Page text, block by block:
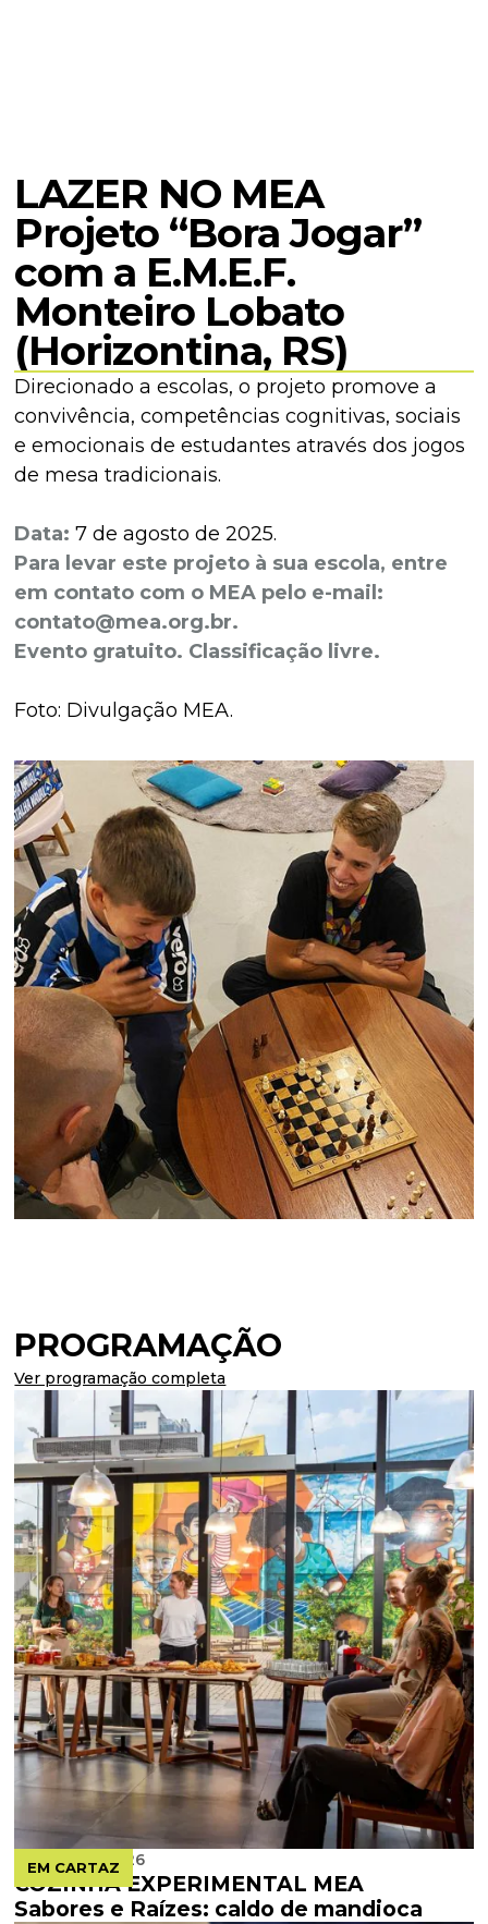
LAZER NO MEA
Projeto “Bora Jogar”
com a E.M.E.F.
Monteiro Lobato
(Horizontina, RS)
Direcionado a escolas, o projeto promove a
convivência, competências cognitivas, sociais
e emocionais de estudantes através dos jogos
de mesa tradicionais.
Data:7 de agosto de 2025.
Para levar este projeto à sua escola, entre
em contato com o MEA pelo e-mail:
contato@mea.org.br.
Evento gratuito. Classificação livre.
Foto: Divulgação MEA.
PROGRAMAÇÃO
Ver programação completa
EM CARTAZ
AUGUST 8, 2026
COZINHA EXPERIMENTAL MEA
Sabores e Raízes: caldo de mandioca